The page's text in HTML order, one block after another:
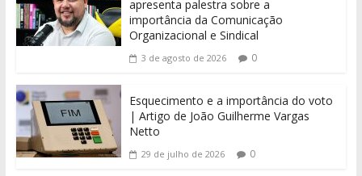
apresenta palestra sobre a
importância da Comunicação
Organizacional e Sindical
3 de agosto de 2026 0
Esquecimento e a importância do voto
| Artigo de João Guilherme Vargas
Netto
29 de julho de 2026 0